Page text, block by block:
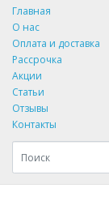
Главная
О нас
Оплата и доставка
Рассрочка
Акции
Статьи
Отзывы
Контакты